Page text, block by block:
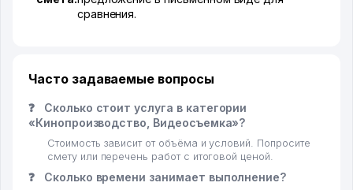
сравнения.
Часто задаваемые вопросы
❓
Сколько стоит услуга в категории
«Кинопроизводство, Видеосъемка»?
Стоимость зависит от объёма и условий. Попросите
смету или перечень работ с итоговой ценой.
❓ Сколько времени занимает выполнение?